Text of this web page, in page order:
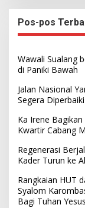
Pos-pos
Wawali Sualang
di Paniki Bawah
Jalan Nasional
Segera
Ka Irene
Kwartir Cabang
Regenerasi
Kader Turun ke
Rangkaian HUT
Syalom
Bagi Tuhan Yesus